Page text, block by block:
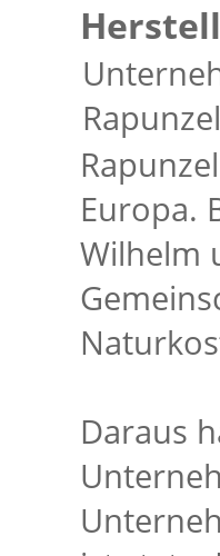
Europa.
Wilhelm
Daraus